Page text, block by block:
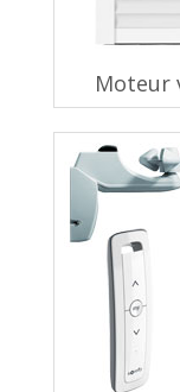
Moteur